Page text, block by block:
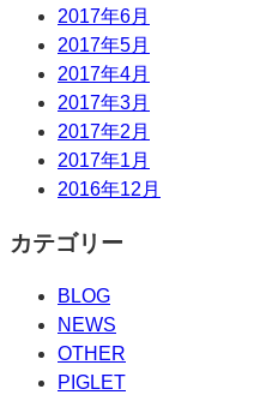
2017年6月
2017年5月
2017年4月
2017年3月
2017年2月
2017年1月
2016年12月
カテゴリー
BLOG
NEWS
OTHER
PIGLET